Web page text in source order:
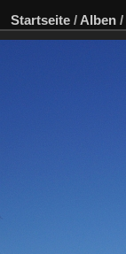
Startseite / Alben /